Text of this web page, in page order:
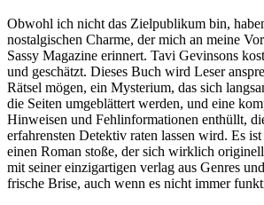
Obwohl ich nicht das Zielpublikum bin,
nostalgischen Charme, der mich an meine
Sassy Magazine erinnert. Tavi Gevinsons
und geschätzt. Dieses Buch wird Leser
Rätsel mögen, ein Mysterium, das sich
die Seiten umgeblättert werden, und eine
Hinweisen und Fehlinformationen enthüllt,
erfahrensten Detektiv raten lassen wird. Es
einen Roman stoße, der sich wirklich
mit seiner einzigartigen verlag aus Genres
frische Brise, auch wenn es nicht immer